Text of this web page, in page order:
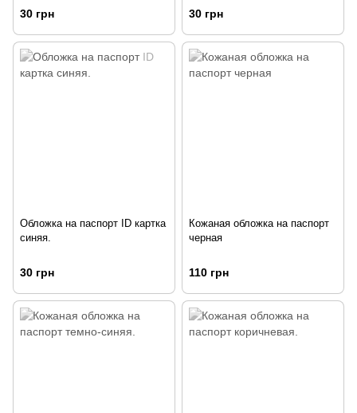
30 грн 30 грн
Обложка на паспорт ID картка
синяя.
30 грн
Кожаная обложка на паспорт
черная
110 грн